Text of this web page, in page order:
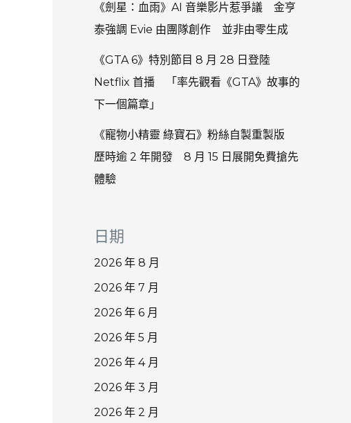
《劍星：血雨》AI 音樂影片惹爭議 金亨
泰強調 Evie 由團隊創作 並非由零生成
《GTA 6》特別節目 8 月 28 日登陸
Netflix 首播 「率先觀看《GTA》故事的
下一個篇章」
《寵物小精靈 綠寶石》粉絲自製重製版
歷時逾 2 年開發 8 月 15 日展開免費搶先
體驗
日期
2026 年 8 月
2026 年 7 月
2026 年 6 月
2026 年 5 月
2026 年 4 月
2026 年 3 月
2026 年 2 月